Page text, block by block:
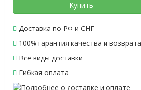
Купить
Доставка по РФ и СНГ
100% гарантия качества и возврата
Все виды доставки
Гибкая оплата